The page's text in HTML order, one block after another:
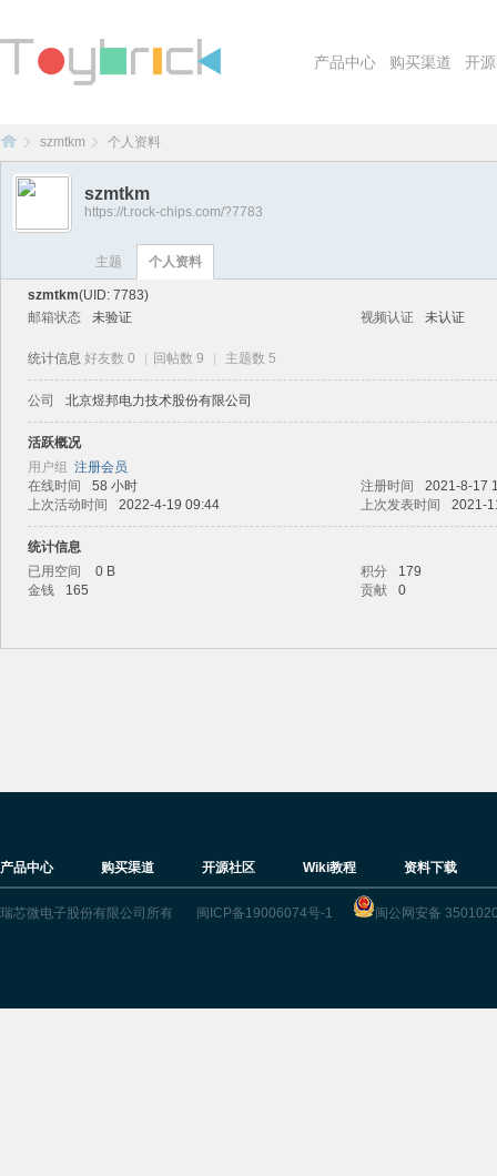
产品中心 购买渠道 开
›
szmtkm 个人资料
szmtkm
https://t.rock-chips.com/?7783
主题 个人资料
szmtkm(UID: 7783)
邮箱状态
未验证 视频认证 未认证
统计信息 好友数 0 回帖数 9 主题数 5
公司 北京煜邦电力技术股份有限公司
活跃概况
用户组 注册会员
在线时间
58 小时 注册时间
2021-8-17
上次活动时间
2022-4-19 09:44 上次发表时间 2021-
统计信息
已用空间
0 B 积分
179
金钱
165 贡献 0
产品中心 购买渠道 开源社区 Wiki教程 资料下载
瑞芯微电子股份有限公司所有 闽ICP备19006074号-1 闽公网安备